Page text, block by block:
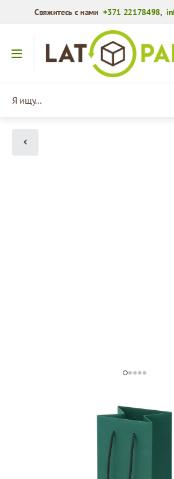
Свяжитесь с нами+371 22178498,
Перейти к содержимому
Тёмно зеленые
с тканевыми ручками